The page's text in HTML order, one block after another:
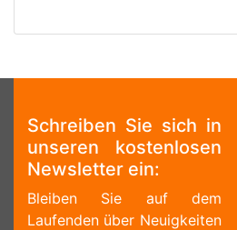
Schreiben Sie sich in
unseren kostenlosen
Newsletter ein:
Bleiben Sie auf dem
Laufenden über Neuigkeiten